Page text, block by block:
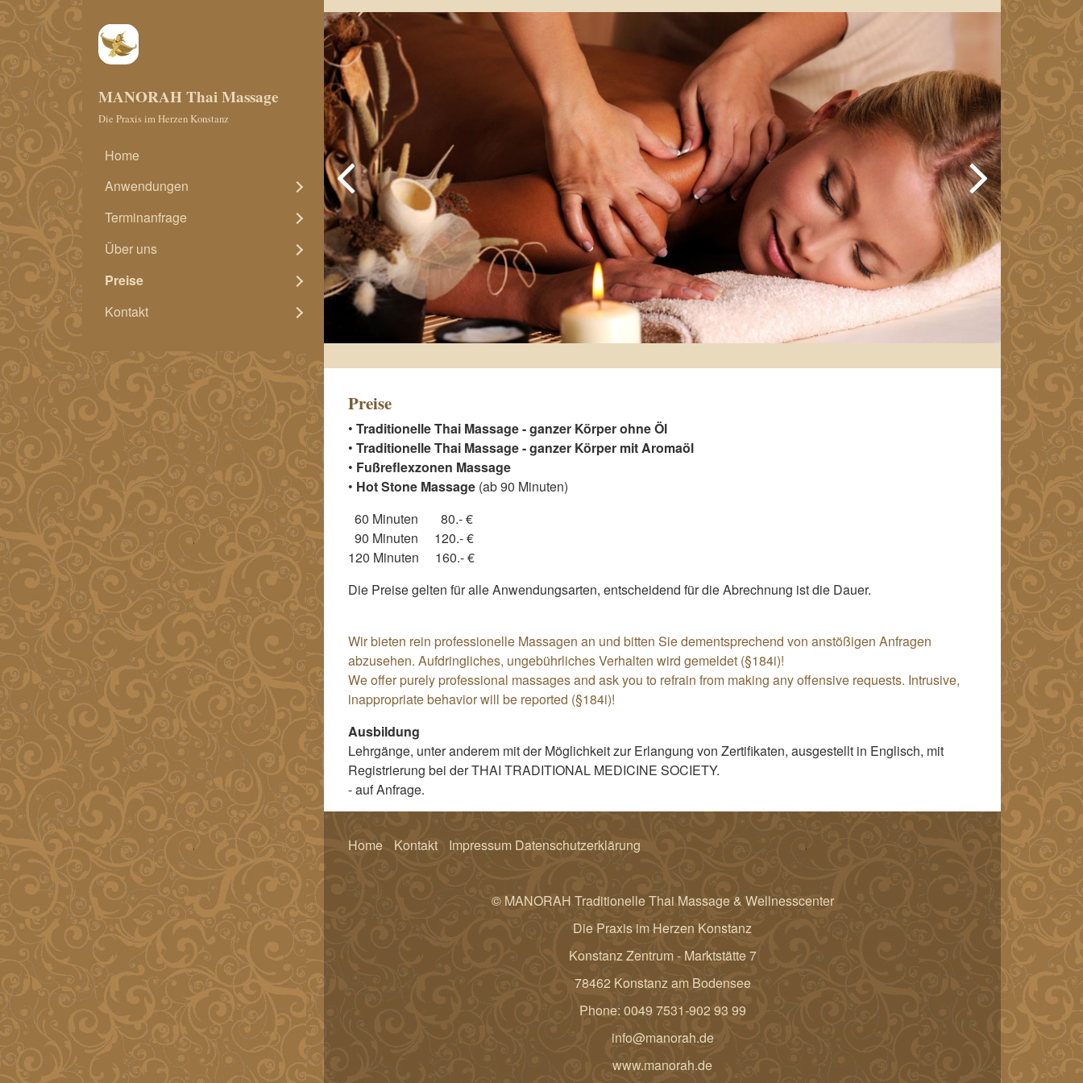
MANORAH Thai Massage
Die Praxis im Herzen Konstanz
Home
Anwendungen
Terminanfrage
Über uns
Preise
Kontakt
Preise
• Traditionelle Thai Massage - ganzer Körper ohne Öl
• Traditionelle Thai Massage - ganzer Körper mit Aromaöl
• Fußreflexzonen Massage
• Hot Stone Massage (ab 90 Minuten)
60 Minuten 80.- €
90 Minuten 120.- €
120 Minuten 160.- €
Die Preise gelten für alle Anwendungsarten, entscheidend für die Abrechnung ist die Dauer.
Wir bieten rein professionelle Massagen an und bitten Sie dementsprechend von anstößigen Anfragen
abzusehen. Aufdringliches, ungebührliches Verhalten wird gemeldet (§184i)!
We offer purely professional massages and ask you to refrain from making any offensive requests. Intrusive,
inappropriate behavior will be reported (§184i)!
Ausbildung
Lehrgänge, unter anderem mit der Möglichkeit zur Erlangung von Zertifikaten, ausgestellt in Englisch, mit
Registrierung bei der THAI TRADITIONAL MEDICINE SOCIETY.
- auf Anfrage.
Home Kontakt Impressum Datenschutzerklärung
© MANORAH Traditionelle Thai Massage & Wellnesscenter
Die Praxis im Herzen Konstanz
Konstanz Zentrum - Marktstätte 7
78462 Konstanz am Bodensee
Phone: 0049 7531-902 93 99
info@manorah.de
www.manorah.de